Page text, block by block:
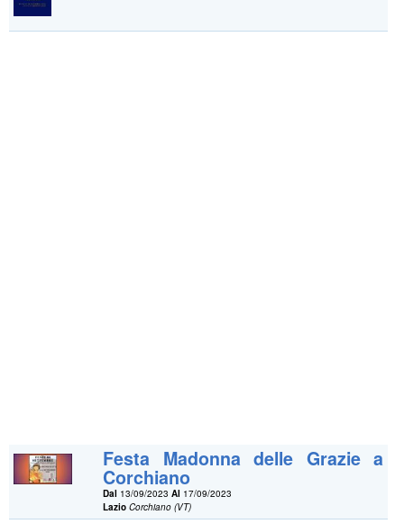
Festa Madonna delle Grazie a
Corchiano
Dal 13/09/2023Al 17/09/2023
Lazio Corchiano (VT)